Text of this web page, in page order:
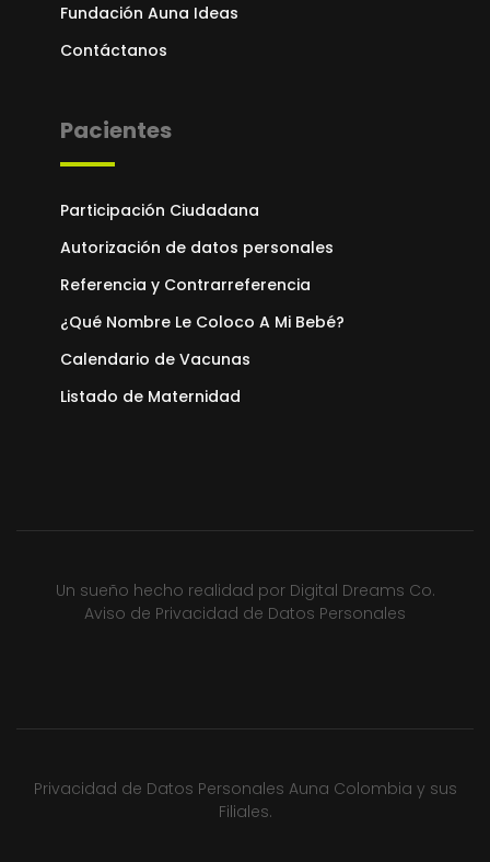
Fundación Auna Ideas
Contáctanos
Pacientes
Participación Ciudadana
Autorización de datos personales
Referencia y Contrarreferencia
¿Qué Nombre Le Coloco A Mi Bebé?
Calendario de Vacunas
Listado de Maternidad
Un sueño hecho realidad por Digital Dreams Co.
Aviso de Privacidad de Datos Personales
Privacidad de Datos Personales Auna Colombia y sus
Filiales.